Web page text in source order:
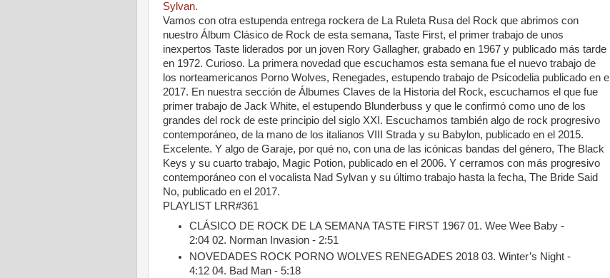
Sylvan.
Vamos con otra estupenda entrega rockera de La Ruleta Rusa del Rock que abrimos con
nuestro Álbum Clásico de Rock de esta semana, Taste First, el primer trabajo de unos
inexpertos Taste liderados por un joven Rory Gallagher, grabado en 1967 y publicado más tarde
en 1972. Curioso. La primera novedad que escuchamos esta semana fue el nuevo trabajo de
los norteamericanos Porno Wolves, Renegades, estupendo trabajo de Psicodelia publicado en el
2017. En nuestra sección de Álbumes Claves de la Historia del Rock, escuchamos el que fue
primer trabajo de Jack White, el estupendo Blunderbuss y que le confirmó como uno de los
grandes del rock de este principio del siglo XXI. Escuchamos también algo de rock progresivo
contemporáneo, de la mano de los italianos VIII Strada y su Babylon, publicado en el 2015.
Excelente. Y algo de Garaje, por qué no, con una de las icónicas bandas del género, The Black
Keys y su cuarto trabajo, Magic Potion, publicado en el 2006. Y cerramos con más progresivo
contemporáneo con el vocalista Nad Sylvan y su último trabajo hasta la fecha, The Bride Said
No, publicado en el 2017.
PLAYLIST LRR#361
CLÁSICO DE ROCK DE LA SEMANA TASTE FIRST 1967 01. Wee Wee Baby -
2:04 02. Norman Invasion - 2:51
NOVEDADES ROCK PORNO WOLVES RENEGADES 2018 03. Winter’s Night -
4:12 04. Bad Man - 5:18